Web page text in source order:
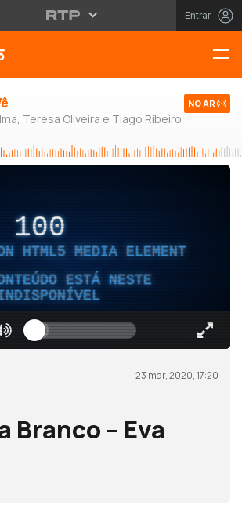
Entrar
Teresa Oliveira e Tiago Ribeiro
NO AR
100
HTML5 MEDIA ELEMENT
ESTÁ NESTE
23 mar, 2020, 17:20
Branco – Eva